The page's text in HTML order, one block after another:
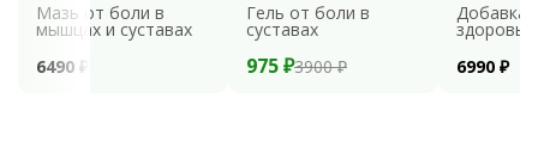
Мазь от боли в
мышцах и суставах
6490 ₽
Гель от боли в
суставах
975 ₽3900 ₽
Добавка
здоровья
6990 ₽